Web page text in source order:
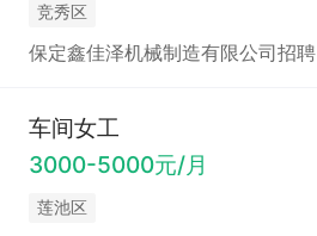
竞秀区
保定鑫佳泽机械制造有限公司招聘
车间女工
3000-5000元/月
莲池区